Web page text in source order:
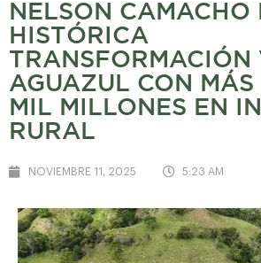
NELSON CAMACHO
HISTÓRICA
TRANSFORMACIÓN
AGUAZUL CON
MIL MILLONES EN
RURAL
NOVIEMBRE 11, 2025 5:23 AM